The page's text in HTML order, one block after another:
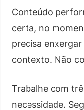
Conteúdo
certa, no
precisa
contexto. Não
Trabalhe com
necessidade.